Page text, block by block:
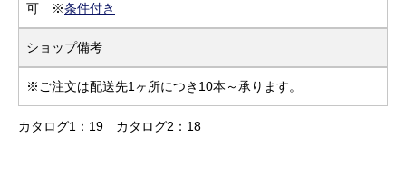
可 ※条件付き
ショップ備考
※ご注文は配送先1ヶ所につき10本～承ります。
カタログ1：19 カタログ2：18